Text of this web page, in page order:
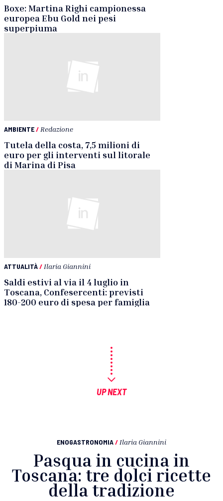
Boxe: Martina Righi campionessa
europea Ebu Gold nei pesi
superpiuma
AMBIENTE/ Redazione
Tutela della costa, 7,5 milioni di
euro per gli interventi sul litorale
di Marina di Pisa
ATTUALITÀ/ Ilaria Giannini
Saldi estivi al via il 4 luglio in
Toscana, Confesercenti: previsti
180-200 euro di spesa per famiglia
UP NEXT
ENOGASTRONOMIA/ Ilaria Giannini
Pasqua in cucina in
Toscana: tre dolci ricette
della tradizione